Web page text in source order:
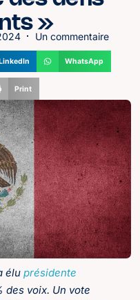
»
Un commentaire
WhatsApp
Print
élu présidente
des voix. Un vote